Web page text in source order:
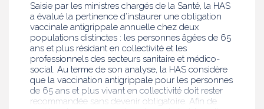
Saisie par les ministres chargés de la Santé, la HAS
a évalué la pertinence d’instaurer une obligation
vaccinale antigrippale annuelle chez deux
populations distinctes : les personnes âgées de 65
ans et plus résidant en collectivité et les
professionnels des secteurs sanitaire et médico-
social. Au terme de son analyse, la HAS considère
que la vaccination antigrippale pour les personnes
de 65 ans et plus vivant en collectivité doit rester
recommandée sans devenir obligatoire. Afin de